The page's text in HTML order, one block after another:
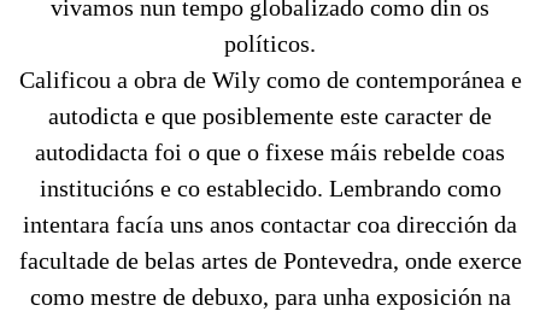
vivamos nun tempo globalizado como din os
políticos.
Calificou a obra de Wily como de contemporánea e
autodicta e que posiblemente este caracter de
autodidacta foi o que o fixese máis rebelde coas
institucións e co establecido. Lembrando como
intentara facía uns anos contactar coa dirección da
facultade de belas artes de Pontevedra, onde exerce
como mestre de debuxo, para unha exposición na